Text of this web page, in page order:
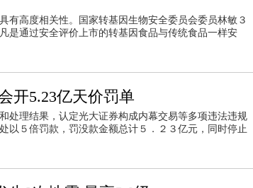
有高度相关性。国家转基因生物安全委员会委员林敏３
是通过安全评价上市的转基因食品与传统食品一样安
开5.23亿天价罚单
处理结果，认定光大证券构成内幕交易等多项违法违规
以５倍罚款，罚没款金额总计５．２３亿元，同时停止